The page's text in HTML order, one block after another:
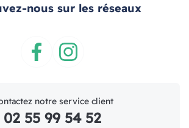
nous sur les réseaux
notre service client
02 55 99 54 52